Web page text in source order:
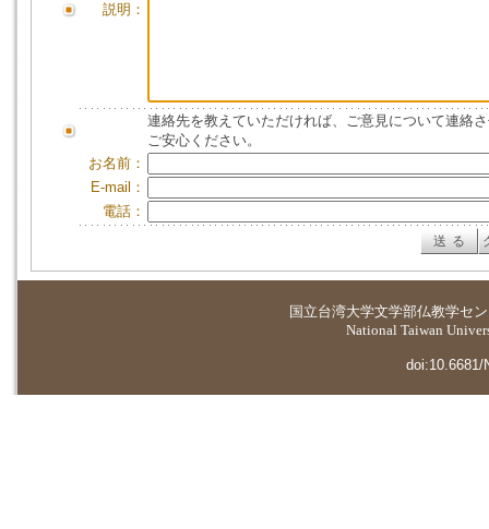
説明：
連絡先を教えていただければ、ご意見について連絡
ご安心ください。
お名前：
E-mail：
電話：
国立台湾大学文学部仏教学セ
National Taiwan
doi:10.6681/